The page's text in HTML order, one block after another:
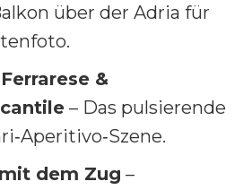
über der Adria für
&
– Das pulsierende
dem Zug –